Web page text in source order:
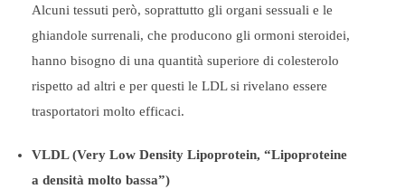
Alcuni tessuti però, soprattutto gli organi sessuali e le
ghiandole surrenali, che producono gli ormoni steroidei,
hanno bisogno di una quantità superiore di colesterolo
rispetto ad altri e per questi le LDL si rivelano essere
trasportatori molto efficaci.
VLDL (Very Low Density Lipoprotein, “Lipoproteine
a densità molto bassa”)